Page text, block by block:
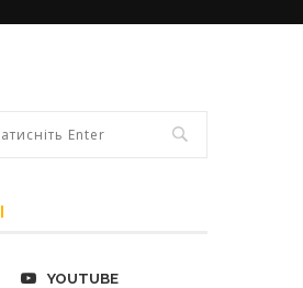
YOUTUBE